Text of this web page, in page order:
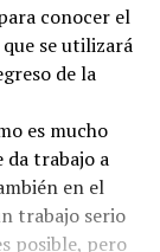
conocer el
se utilizará
de la
es mucho
da trabajo a
en el
trabajo serio
posible, pero